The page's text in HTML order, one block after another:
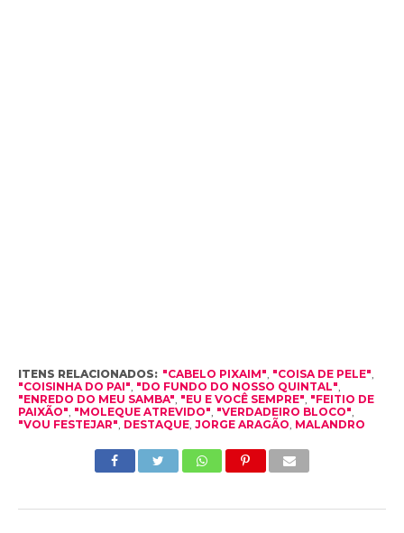
ITENS RELACIONADOS: "CABELO PIXAIM", "COISA DE PELE",
"COISINHA DO PAI", "DO FUNDO DO NOSSO QUINTAL",
"ENREDO DO MEU SAMBA", "EU E VOCÊ SEMPRE", "FEITIO DE
PAIXÃO", "MOLEQUE ATREVIDO", "VERDADEIRO BLOCO",
"VOU FESTEJAR", DESTAQUE, JORGE ARAGÃO, MALANDRO